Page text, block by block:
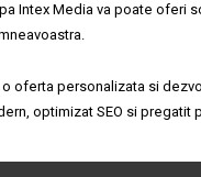
Intex Media va poate oferi
oferta personalizata si
optimizat SEO si pregatit